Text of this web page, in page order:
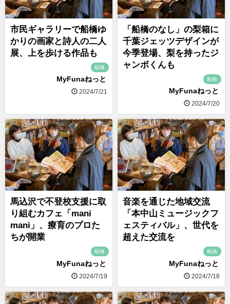
市民ギャラリーで船橋ゆ
かりの画家と詩人の二人
展、上を歩ける作品も
船橋
MyFunaねっと
2024/7/21
「船橋のなし」の梨箱に
千葉ジェッツデザインが
今季登場、梨を持ったジ
ャンボくんも
船橋
MyFunaねっと
2024/7/20
馬込沢で不登校支援に取
り組むカフェ「mani
mani」、療育のプロた
ちが開業
船橋
MyFunaねっと
2024/7/19
音楽を通じた地域交流
「本中山ミュージックフ
ェスティバル」、世代を
超えた交流を
船橋
MyFunaねっと
2024/7/18